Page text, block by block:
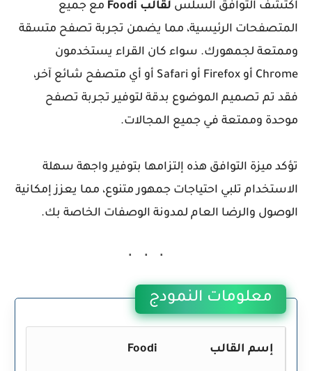
اكتشف التوافق السلس لقالب Foodi
مع جميع
المتصفحات الرئيسية، مما يضمن تجربة تصفح متسقة
وممتعة لجمهورك. سواء كان القراء يستخدمون
Chrome أو Firefox أو Safari أو أي متصفح شائع آخر،
فقد تم تصميم الموضوع بدقة لتوفير تجربة تصفح
موحدة وممتعة في جميع المجالات.
تؤكد ميزة التوافق هذه إلتزامها بتوفير واجهة سهلة
الاستخدام تلبي احتياجات جمهور متنوع، مما يعزز إمكانية
الوصول والرضا العام لمدونة الوصفات الخاصة بك.
معلومات النمودج
إسم القالب Foodi